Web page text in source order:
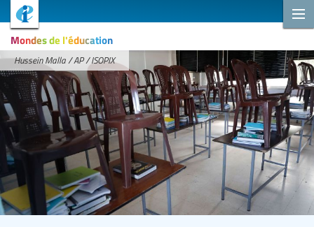
Mondes de l'éducation
Hussein Malla / AP / ISOPIX